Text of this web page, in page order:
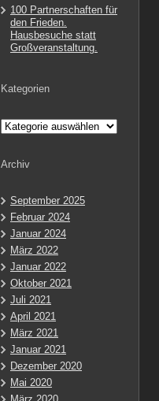
100 Partnerschaften für
den Frieden.
Hausbesuche statt
Großveranstaltung.
Kategorien
Kategorien
Archiv
September 2025
Februar 2024
Januar 2024
März 2022
Januar 2022
Oktober 2021
Juli 2021
April 2021
März 2021
Januar 2021
Dezember 2020
Mai 2020